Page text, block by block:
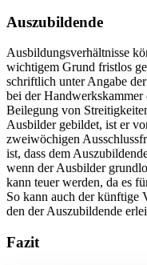
Auszubildende
Ausbildungsverhältnisse
wichtigem Grund fristlos
schriftlich unter Angabe
bei der
Beilegung von
Ausbilder gebildet, ist er
zweiwöchigen
ist, dass dem
wenn der Ausbilder
kann teuer werden, da es
So kann auch der künftige
den der Auszubildende
Fazit